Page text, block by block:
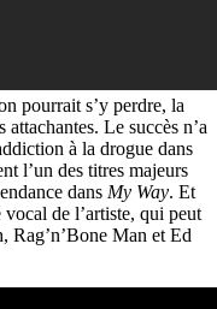
pourrait s’y perdre, la
Le succès n’a
à la drogue dans
l’un des titres majeurs
dans My Way. Et
de l’artiste, qui peut
Rag’n’Bone Man et Ed